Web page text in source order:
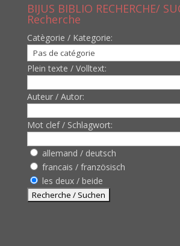
BIJUS BIBLIO RECHERCHE/
Recherche
Catègorie / Kategorie:
Plein texte / Volltext:
Auteur / Autor:
Mot clef / Schlagwort:
allemand / deutsch
francais / französisch
les deux / beide